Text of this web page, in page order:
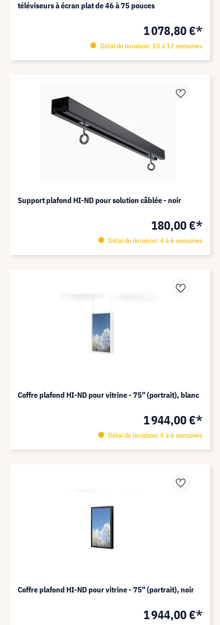
téléviseurs à écran plat de 46 à 75 pouces
1 078,80 €*
Délai de livraison: 10 à 12 semaines
Support plafond HI-ND pour solution câblée - noir
180,00 €*
Délai de livraison: 4 à 6 semaines
Coffre plafond HI-ND pour vitrine - 75" (portrait), blanc
1 944,00 €*
Délai de livraison: 4 à 6 semaines
Coffre plafond HI-ND pour vitrine - 75" (portrait), noir
1 944,00 €*